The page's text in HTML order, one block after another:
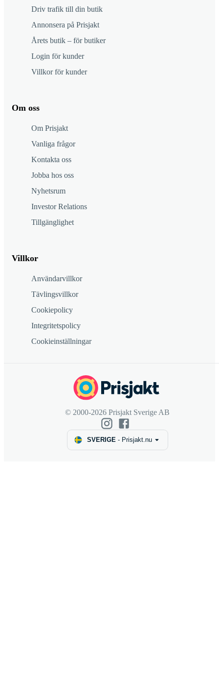
Driv trafik till din butik
Annonsera på Prisjakt
Årets butik – för butiker
Login för kunder
Villkor för kunder
Om oss
Om Prisjakt
Vanliga frågor
Kontakta oss
Jobba hos oss
Nyhetsrum
Investor Relations
Tillgänglighet
Villkor
Användarvillkor
Tävlingsvillkor
Cookiepolicy
Integritetspolicy
Cookieinställningar
© 2000-2026 Prisjakt Sverige AB
SVERIGE- Prisjakt.nu